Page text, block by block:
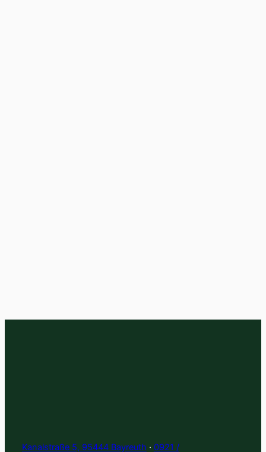
Kanalstraße 5, 95444 Bayreuth · 0921 /